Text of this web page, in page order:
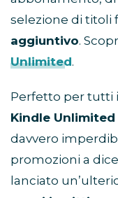
selezione di titoli
aggiuntivo.
Unlimited.
Perfetto per tutti
Kindle Unlimited
davvero
promozioni a
lanciato